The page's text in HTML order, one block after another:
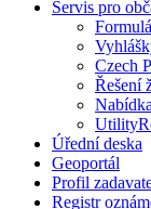
Servis pro
Czech
Řešení
Úřední deska
Geoportál
Profil
Registr